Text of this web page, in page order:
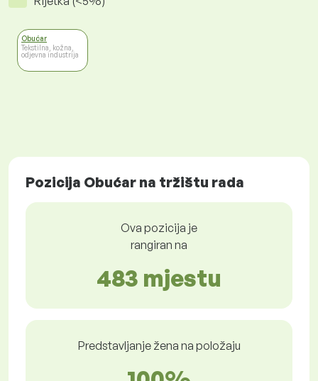
Obućar
Tekstilna, kožna,
odjevna industrija
Pozicija Obućar na tržištu rada
Ova pozicija je
rangiran na
483 mjestu
Predstavljanje žena na položaju